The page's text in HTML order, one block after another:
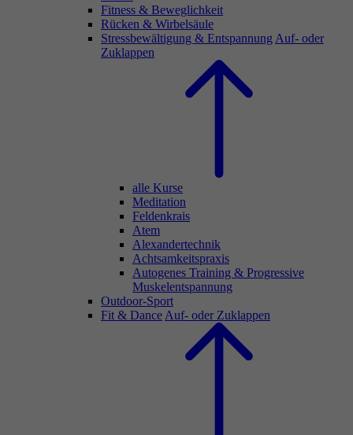
Fitness & Beweglichkeit
Rücken & Wirbelsäule
Stressbewältigung & Entspannung Auf- oder
Zuklappen
alle Kurse
Meditation
Feldenkrais
Atem
Alexandertechnik
Achtsamkeitspraxis
Autogenes Training & Progressive
Muskelentspannung
Outdoor-Sport
Fit & Dance Auf- oder Zuklappen